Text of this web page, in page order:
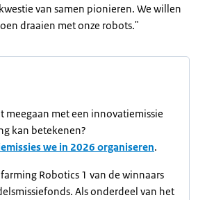
van samen pionieren. We willen
draaien met onze robots."
meegaan met een innovatiemissie
kan betekenen?
we in 2026 organiseren.
Robotics 1 van de winnaars
Als onderdeel van het